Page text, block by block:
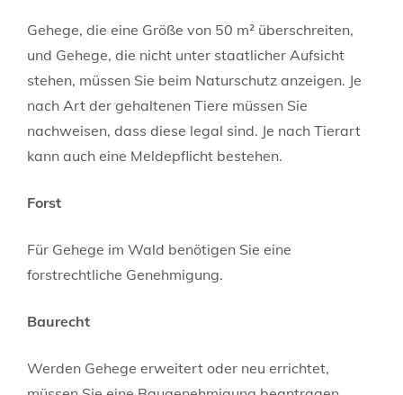
Gehege, die eine Größe von 50 m² überschreiten,
und Gehege, die nicht unter staatlicher Aufsicht
stehen, müssen Sie beim Naturschutz anzeigen. Je
nach Art der gehaltenen Tiere müssen Sie
nachweisen, dass diese legal sind. Je nach Tierart
kann auch eine Meldepflicht bestehen.
Forst
Für Gehege im Wald benötigen Sie eine
forstrechtliche Genehmigung.
Baurecht
Werden Gehege erweitert oder neu errichtet,